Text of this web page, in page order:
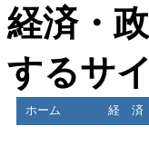
経済・
するサ
ホーム 経 済